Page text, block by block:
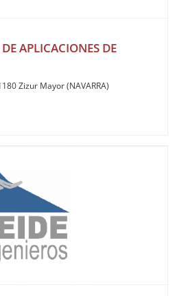
APLICACIONES DE
Zizur Mayor (NAVARRA)